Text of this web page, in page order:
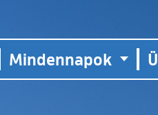
Mindennapok